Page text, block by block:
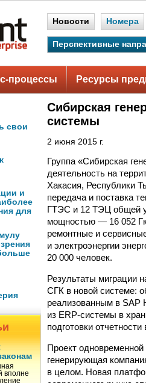
Новости Номера
Перспективные
процессы Ресурсы
свои
и
для
вполне
Сибирская
системы
2 июня 2015 г.
Группа «Сибирская
деятельность на
Хакасия, Республики
передача и поставка
ГТЭС и 12 ТЭЦ общей
мощностью — 16 052
ремонтные и
и электроэнергии
20 000 человек.
Результаты миграции
СГК в новой системе:
реализованным в SAP
из ERP-системы в
подготовки
Проект
генерирующая
в целом. Новая